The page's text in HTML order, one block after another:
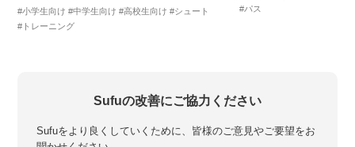
#小学生向け #中学生向け #高校生向け #シュート
#トレーニング
#パス
Sufuの改善にご協力ください
Sufuをより良くしていくために、皆様のご意見やご要望をお